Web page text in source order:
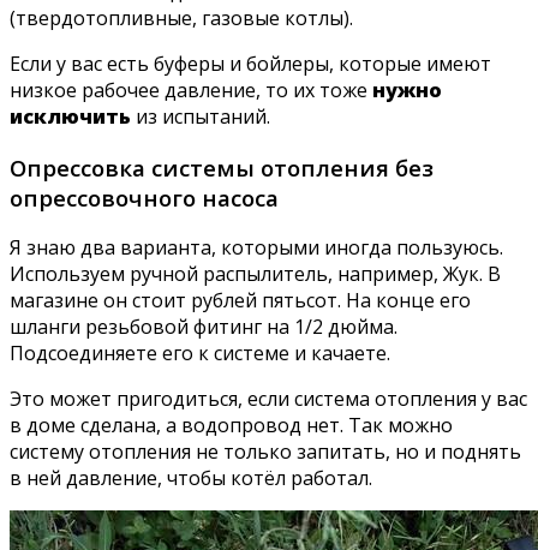
(твердотопливные, газовые котлы).
Если у вас есть буферы и бойлеры, которые имеют
низкое рабочее давление, то их тоже нужно
исключить из испытаний.
Опрессовка системы отопления без
опрессовочного насоса
Я знаю два варианта, которыми иногда пользуюсь.
Используем ручной распылитель, например, Жук. В
магазине он стоит рублей пятьсот. На конце его
шланги резьбовой фитинг на 1/2 дюйма.
Подсоединяете его к системе и качаете.
Это может пригодиться, если система отопления у вас
в доме сделана, а водопровод нет. Так можно
систему отопления не только запитать, но и поднять
в ней давление, чтобы котёл работал.